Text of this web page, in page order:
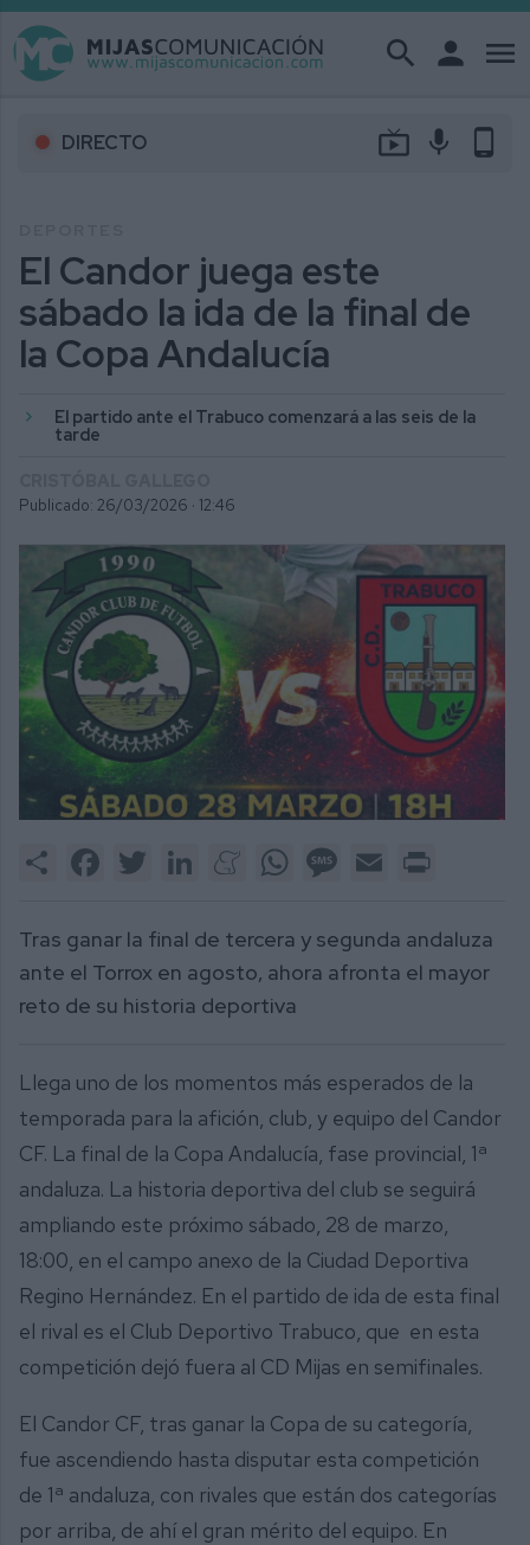
search person menu
DIRECTO live_tv mic phone_android
El Candor juega este
sábado la ida de la final de
la Copa Andalucía
El partido ante el Trabuco comenzará a las seis de la
tarde
Publicado: 26/03/2026 · 12:46
Share FacebookTwitter LinkedInMeneameWhatsAppMessage
Email
Tras ganar la final de tercera y segunda andaluza
ante el Torrox en agosto, ahora afronta el mayor
reto de su historia deportiva
Llega uno de los momentos más esperados de la
temporada para la afición, club, y equipo del Candor
CF. La final de la Copa Andalucía, fase provincial, 1ª
andaluza. La historia deportiva del club se seguirá
ampliando este próximo sábado, 28 de marzo,
18:00, en el campo anexo de la Ciudad Deportiva
Regino Hernández. En el partido de ida de esta final
el rival es el Club Deportivo Trabuco, que en esta
competición dejó fuera al CD Mijas en semifinales.
El Candor CF, tras ganar la Copa de su categoría,
fue ascendiendo hasta disputar esta competición
de 1ª andaluza, con rivales que están dos categorías
por arriba, de ahí el gran mérito del equipo. En